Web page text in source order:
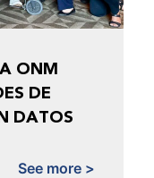
ONM
DE
DATOS
See more >